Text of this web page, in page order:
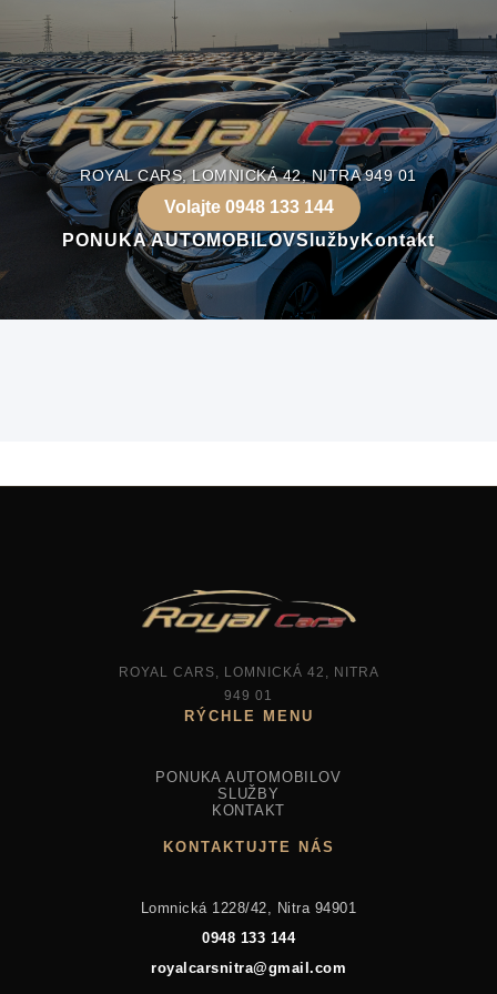
ROYAL CARS, LOMNICKÁ 42, NITRA 949 01
PONUKA AUTOMOBILOVSlužby Kontakt
Volajte 0948 133 144
ROYAL CARS, LOMNICKÁ 42, NITRA
949 01
PONUKA AUTOMOBILOV
SLUŽBY
KONTAKT
KONTAKTUJTE NÁS
Lomnická 1228/42, Nitra 94901
0948 133 144
royalcarsnitra@gmail.com